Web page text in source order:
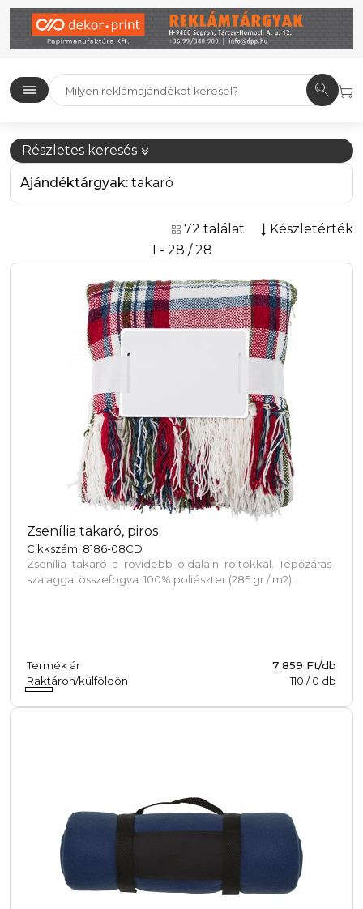
Részletes keresés
Ajándéktárgyak: takaró
72 találat
Készletérték
1 - 28 / 28
Zsenília takaró, piros
Cikkszám: 8186-08CD
Zsenília takaró a rövidebb oldalain rojtokkal. Tépőzáras
szalaggal összefogva. 100% poliészter (285 gr / m2).
Termék ár
7 859 Ft/db
Raktáron/külföldön
110 /0 db